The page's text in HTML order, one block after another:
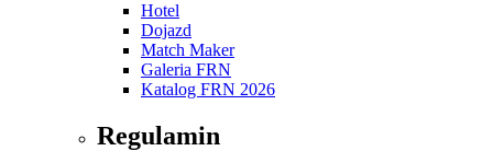
Hotel
Dojazd
Match Maker
Galeria FRN
Katalog FRN 2026
Regulamin